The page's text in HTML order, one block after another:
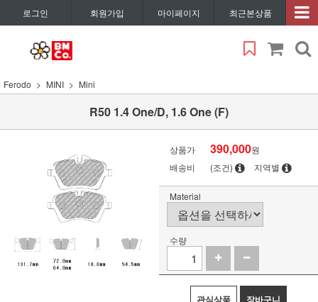
로그인 회원가입 마이페이지 최근본상품
Ferodo MINI Mini
R50 1.4 One/D, 1.6 One (F)
상품가 390,000원
배송비
(조건) 지역별
Material
수량
관심상품 장바구니